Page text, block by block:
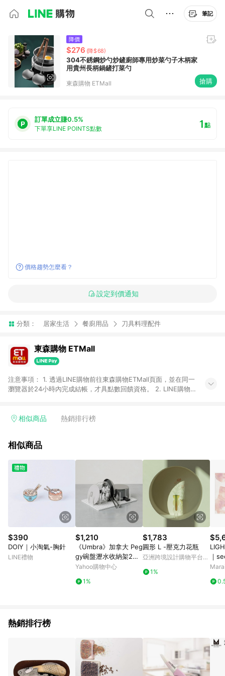
筆記
降價
$276 (降$68)
304不銹鋼炒勺炒鏟廚師專用炒菜勺子木柄家
用貴州長柄鍋鏟打菜勺
東森購物 ETMall 搶購
訂單成立賺0.5%
下單享LINE POINTS點數 1點
價格趨勢怎麼看？
設定到價通知
分類： 居家生活 餐廚用品 刀具料理配件
東森購物 ETMall
注意事項： 1. 透過LINE購物前往東森購物ETMall頁面，並在同一
瀏覽器於24小時內完成結帳，才具點數回饋資格。 2. LINE購物
單，皆不在點數回饋範圍內。 3. 如購買以下類別商品，將無法獲
球嚴選、商城、專案商品、「草莓網」全館商品。 4. 如取消訂
回饋。 5. 點數回饋會扣除所有折扣優惠後之最終發票金額計算，
實際回饋請依LINE購物通知為主。 6. 訂單如有使用東森購物
ETMall站內之折扣優惠(包含但不限於東森幣、樂透金、東森現金
券等)，不具點數回饋資格。詳細請依東森購物ETMall之結帳頁面
顯示為準。 7. LINE購物設有「單一商品最高回饋點數」機制(特
殊活動時開放「回饋無上限」)，以同一訂單中同一商品不論件數
計算，並依訂單成立時間當下LINE購物所設定的回饋機制為準。
8. LINE購物為購物資訊整合性平台，商品資料更新會有時間差，
如顯示之商品規格、顏色、價位、贈品與東森購物ETMall銷售網
頁不符，以銷售網頁標示為準。 9. 若有贈點爭議，請務必於訂單
日期+180天以內至LINE購物客服洽詢；若超過180天(含)以上進
行申訴，恕無法贈點回饋。 10. 部分點數紅包僅限指定商品使
用，或不適用於無回饋商品。各點數紅包之適用商品與使用條件
相似商品 熱銷排行榜
相似商品
$390
DOIY｜小淘氣-胸針
LINE禮物
$1,210
《Umbra》加拿大 Peg
gy碗盤瀝水收納架2入-
雲朵白-- 餐具 碗盤收
Yahoo購物中心
1%
$1,783
圓形 L -壓克力花瓶
亞洲跨境設計購物平台
1%
｜
鋁
熱銷排行榜